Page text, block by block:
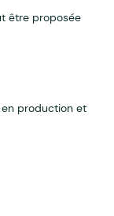
être proposée
en production et